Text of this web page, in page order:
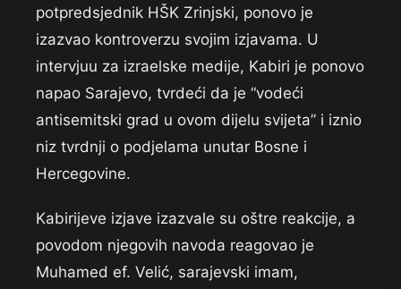
potpredsjednik HŠK Zrinjski, ponovo je
izazvao kontroverzu svojim izjavama. U
intervjuu za izraelske medije, Kabiri je ponovo
napao Sarajevo, tvrdeći da je “vodeći
antisemitski grad u ovom dijelu svijeta” i iznio
niz tvrdnji o podjelama unutar Bosne i
Hercegovine.
Kabirijeve izjave izazvale su oštre reakcije, a
povodom njegovih navoda reagovao je
Muhamed ef. Velić, sarajevski imam,